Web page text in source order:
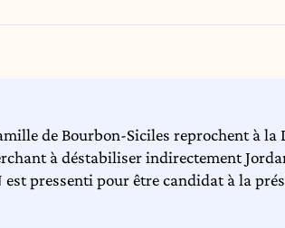
de Bourbon-Siciles reprochent à
à déstabiliser indirectement
est pressenti pour être candidat à la